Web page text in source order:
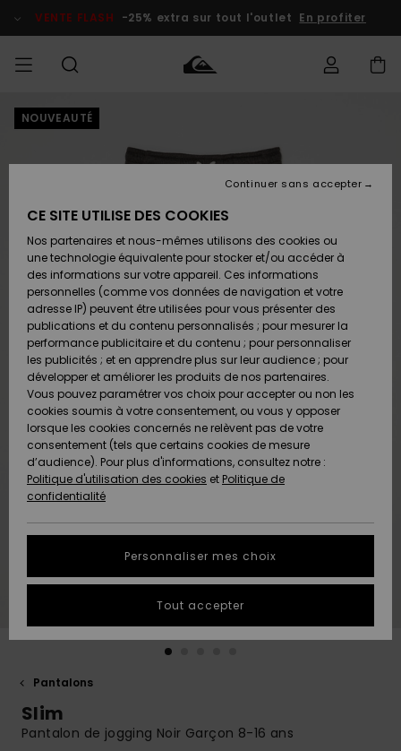
l'information
le
VENTE FLASH -25% extra sur tout l'outlet En profiter
HOMME
Accessoires
Chaussures
& Tongs
Surf
Snow
Nouveautés
A
Découvrir
Accessoires
Chaussures
& Tongs
Surf
Snow
Nouveautés
A
Découvrir
FEMME
Nouveautés
A
Découvrir
Snow
SURF
Enfant
Highlights
Communauté
SNOW
Homme
Snow
Shop
Enfant
Snow
Shop
Femme
A
Découvrir
Communauté
VENTE
FLASH
Enfant
Outlet
Femme
Préférences
Langue Et
Région
Nederlands
AIDE &
CONTACT
commande
Retours
Paiement
Carte
Cadeau
Quiksilver
Freedom
Protection
des données
Démarrez
pour obtenir
Démarrer
COLLECTION
CARTE
CADEAU
NOUVEAUTÉ
Pantalons
Slim
Pantalon de jogging Noir Garçon 8-16 ans
CE SITE UTILISE DES COOKIES
Nos partenaires et nous-mêmes utilisons des cookies ou
une technologie équivalente pour stocker et/ou accéder à
des informations sur votre appareil. Ces informations
personnelles (comme vos données de navigation et votre
adresse IP) peuvent être utilisées pour vous présenter des
publications et du contenu personnalisés ; pour mesurer la
performance publicitaire et du contenu ; pour personnaliser
les publicités ; et en apprendre plus sur leur audience ; pour
développer et améliorer les produits de nos partenaires.
Vous pouvez paramétrer vos choix pour accepter ou non les
cookies soumis à votre consentement, ou vous y opposer
lorsque les cookies concernés ne relèvent pas de votre
consentement (tels que certains cookies de mesure
d’audience). Pour plus d'informations, consultez notre :
Politique d'utilisation des cookies et Politique de
confidentialité
Personnaliser mes choix
Continuer sans accepter
Tout accepter